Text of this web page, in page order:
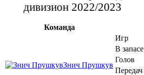
дивизион 2022/2023
Команда
Знич Прушкув
Игр
В запасе
Голов
Передач